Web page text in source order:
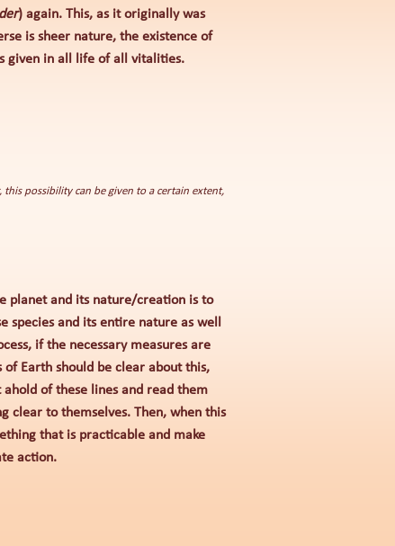
) again. This, as it originally was
is sheer nature, the existence of
given in all life of all vitalities.
possibility can be given to a certain extent,
planet and its nature/creation is to
and its entire nature as well
if the necessary measures are
Earth should be clear about this,
of these lines and read them
clear to themselves. Then, when this
that is practicable and make
action.